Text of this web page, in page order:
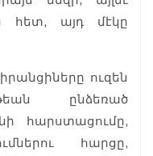
հետ, այդ մէկը
ուզեն
ընձեռած
հարստացումը,
հարցը,